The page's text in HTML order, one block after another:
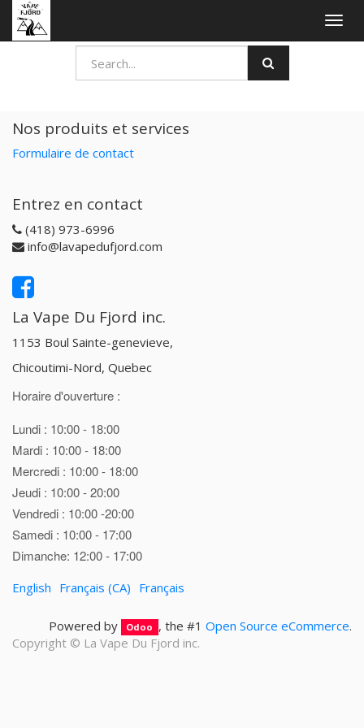
Nos produits et services
Formulaire de contact
Entrez en contact
(418) 973-6996
info@lavapedufjord.com
La Vape Du Fjord inc.
1153 Boul Sainte-genevieve,
Chicoutimi-Nord, Quebec
Horaire d'ouverture :
Lundi : 10:00 - 18:00
Mardi : 10:00 - 18:00
Mercredi : 10:00 - 18:00
Jeudi : 10:00 - 20:00
Vendredi : 10:00 -20:00
Samedi : 10:00 - 17:00
Dimanche: 12:00 - 17:00
English Français (CA) Français
Powered by Odoo , the #1 Open Source eCommerce.
Copyright © La Vape Du Fjord inc.